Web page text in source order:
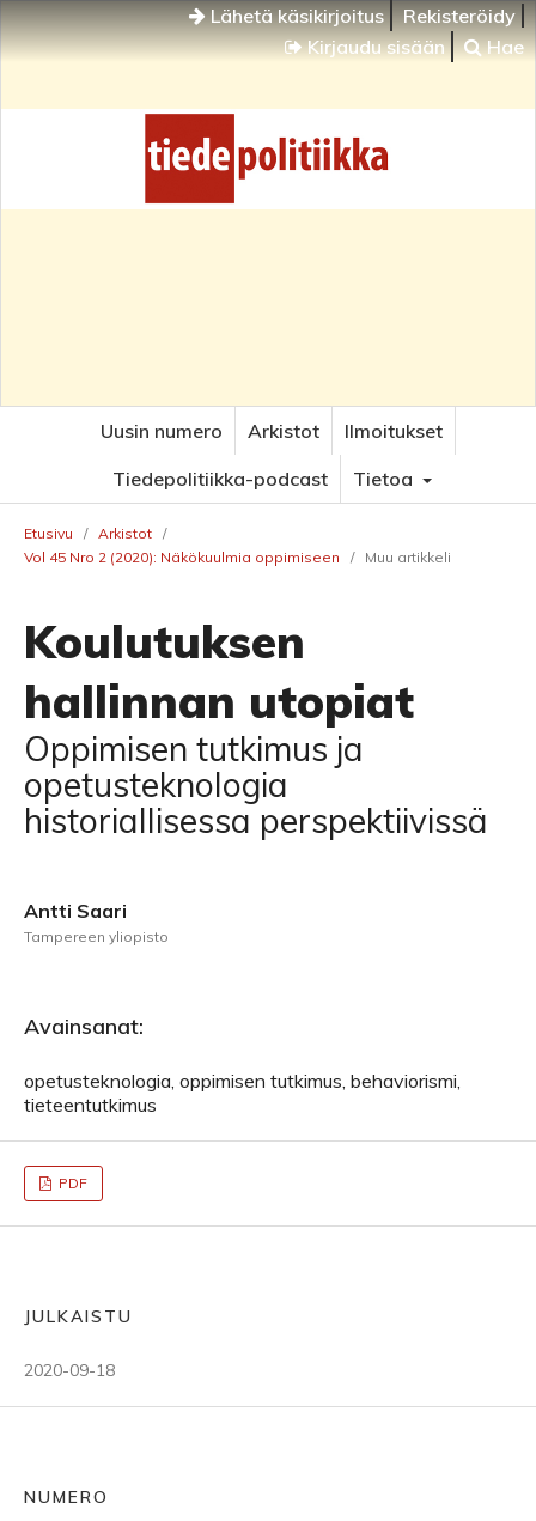
Lähetä käsikirjoitus
Rekisteröidy
Kirjaudu sisään
Hae
Uusin numero Arkistot
Ilmoitukset
Tiedepolitiikka-podcast
Tietoa
Etusivu / Arkistot /
Vol 45 Nro 2 (2020): Näkökuulmia oppimiseen
/ Muu artikkeli
Koulutuksen
hallinnan utopiat
Oppimisen tutkimus ja
opetusteknologia
historiallisessa perspektiivissä
Antti Saari
Tampereen yliopisto
Avainsanat:
opetusteknologia, oppimisen tutkimus, behaviorismi,
tieteentutkimus
PDF
JULKAISTU
2020-09-18
NUMERO